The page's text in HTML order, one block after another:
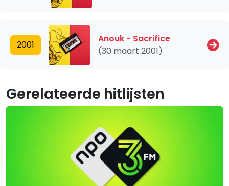
2001
Anouk - Sacrifice
(30 maart 2001)
Gerelateerde hitlijsten